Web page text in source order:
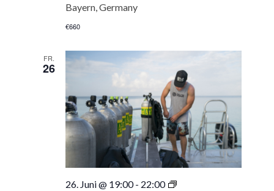
Bayern, Germany
€660
FR.
26
26. Juni @ 19:00- 22:00
PADI